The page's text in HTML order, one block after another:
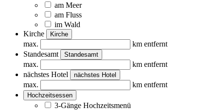
am Meer
am Fluss
im Wald
Kirche
Kirche
max.
km entfernt
Standesamt
Standesamt
max.
km entfernt
nächstes Hotel
nächstes Hotel
max. km entfernt
Hochzeitsessen
3-Gänge Hochzeitsmenü